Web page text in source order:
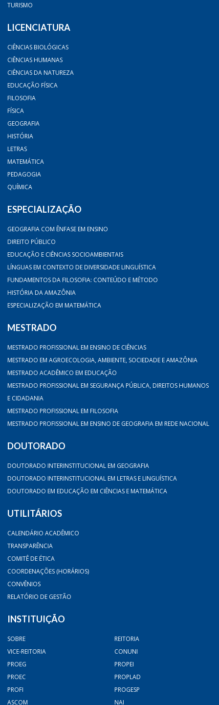
TURISMO
LICENCIATURA
CIÊNCIAS BIOLÓGICAS
CIÊNCIAS HUMANAS
CIÊNCIAS DA NATUREZA
EDUCAÇÃO FÍSICA
FILOSOFIA
FÍSICA
GEOGRAFIA
HISTÓRIA
LETRAS
MATEMÁTICA
PEDAGOGIA
QUÍMICA
ESPECIALIZAÇÃO
GEOGRAFIA COM ÊNFASE EM ENSINO
DIREITO PÚBLICO
EDUCAÇÃO E CIÊNCIAS SOCIOAMBIENTAIS
LÍNGUAS EM CONTEXTO DE DIVERSIDADE LINGUÍSTICA
FUNDAMENTOS DA FILOSOFIA: CONTEÚDO E MÉTODO
HISTÓRIA DA AMAZÔNIA
ESPECIALIZAÇÃO EM MATEMÁTICA
MESTRADO
MESTRADO PROFISSIONAL EM ENSINO DE CIÊNCIAS
MESTRADO EM AGROECOLOGIA, AMBIENTE, SOCIEDADE E AMAZÔNIA
MESTRADO ACADÊMICO EM EDUCAÇÃO
MESTRADO PROFISSIONAL EM SEGURANÇA PÚBLICA, DIREITOS HUMANOS
E CIDADANIA
MESTRADO PROFISSIONAL EM FILOSOFIA
MESTRADO PROFISSIONAL EM ENSINO DE GEOGRAFIA EM REDE NACIONAL
DOUTORADO
DOUTORADO INTERINSTITUCIONAL EM GEOGRAFIA
DOUTORADO INTERINSTITUCIONAL EM LETRAS E LINGUÍSTICA
DOUTORADO EM EDUCAÇÃO EM CIÊNCIAS E MATEMÁTICA
UTILITÁRIOS
CALENDÁRIO ACADÊMICO
TRANSPARÊNCIA
COMITÊ DE ÉTICA
COORDENAÇÕES (HORÁRIOS)
CONVÊNIOS
RELATÓRIO DE GESTÃO
INSTITUIÇÃO
SOBRE
REITORIA
VICE-REITORIA
CONUNI
PROEG
PROPEI
PROEC
PROPLAD
PROFI
PROGESP
ASCOM
NAI